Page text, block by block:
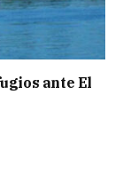
ante El